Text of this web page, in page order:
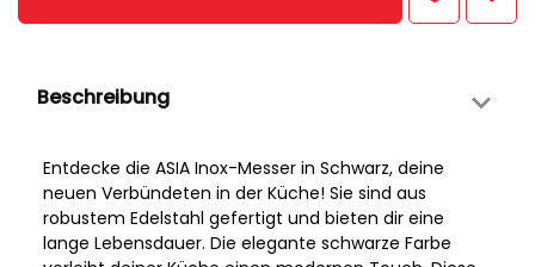
Beschreibung
Entdecke die ASIA Inox-Messer in Schwarz, deine
neuen Verbündeten in der Küche! Sie sind aus
robustem Edelstahl gefertigt und bieten dir eine
lange Lebensdauer. Die elegante schwarze Farbe